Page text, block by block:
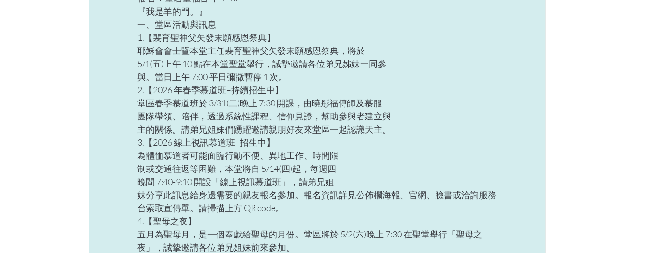
『我是羊的門。』
一、堂區活動與訊息
1.【裴育聖神父矢發末願感恩祭典】
耶穌會會士暨本堂主任裴育聖神父矢發末願感恩祭典，將於
5/1(五)上午 10 點在本堂聖堂舉行，誠摯邀請各位弟兄姊妹一同參
與。當日上午 7:00 平日彌撒暫停 1 次。
2.【2026 年春季慕道班–持續招生中】
堂區春季慕道班於 3/31(二)晚上 7:30 開課，由曉彤福傳師及慕服
團隊帶領、陪伴，透過系統性課程、信仰見證，幫助參與者建立與
主的關係。請弟兄姐妹們踴躍邀請親朋好友來堂區一起認識天主。
3.【2026 線上視訊慕道班–招生中】
為體恤慕道者可能面臨行動不便、異地工作、時間限
制或交通往返等困難，本堂將自 5/14(四)起，每週四
晚間 7:40-9:10 開設「線上視訊慕道班」，請弟兄姐
妹分享此訊息給身邊需要的親友報名參加。報名資訊詳見公佈欄海報、官網、臉書或洽詢服務
台索取宣傳單。請掃描上方 QR code。
4.【聖母之夜】
五月為聖母月，是一個奉獻給聖母的月份。堂區將於 5/2(六)晚上 7:30 在聖堂舉行「聖母之
夜」，誠摯邀請各位弟兄姐妹前來參加。